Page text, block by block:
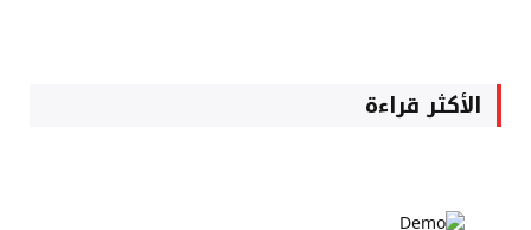
الأكثر قراءة